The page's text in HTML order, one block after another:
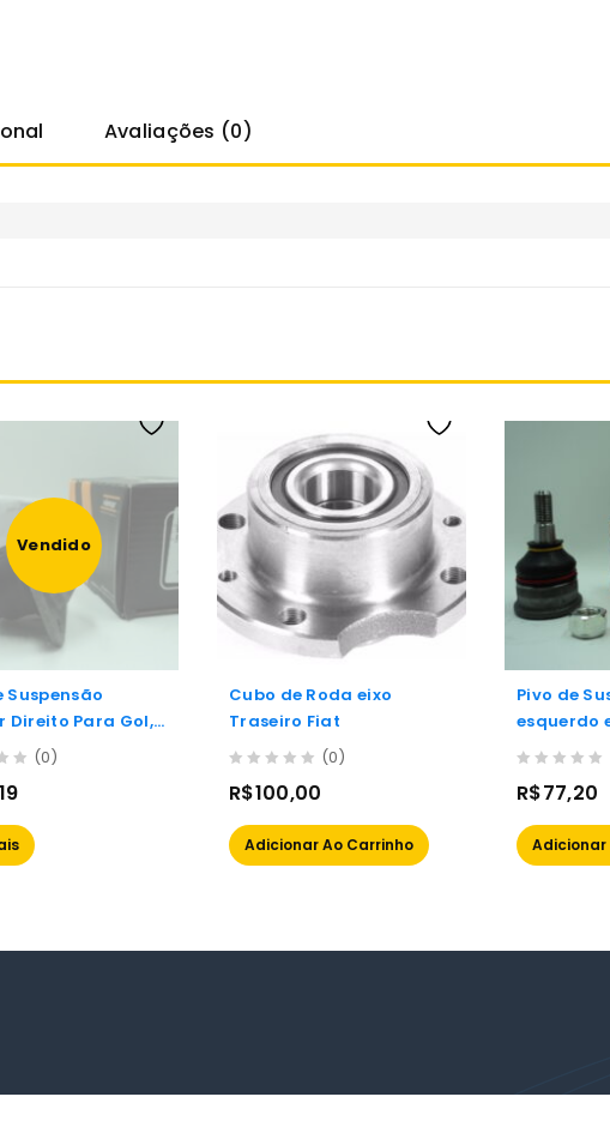
Avaliações (0)
Vendido
Suspensão
Direito Para Gol,
(0)
Cubo de Roda eixo
Traseiro Fiat
out
5
(0)
R$100,00
Adicionar Ao Carrinho
Pivo de
esquerdo
Viemar
out
5
R$77,20
Adicionar